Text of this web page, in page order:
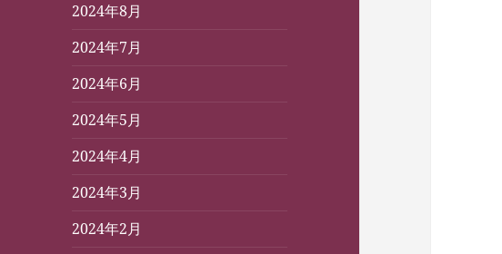
2024年8月
2024年7月
2024年6月
2024年5月
2024年4月
2024年3月
2024年2月